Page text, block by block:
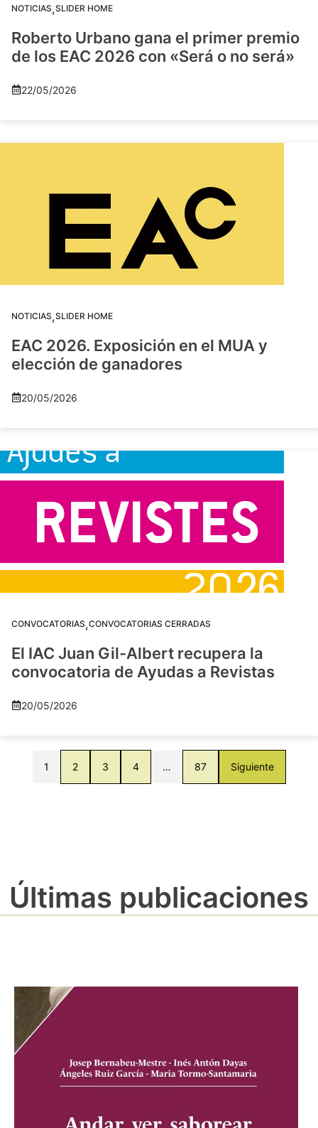
NOTICIAS,SLIDER HOME
Roberto Urbano gana el primer premio
de los EAC 2026 con «Será o no será»
22/05/2026
NOTICIAS,SLIDER HOME
EAC 2026. Exposición en el MUA y
elección de ganadores
20/05/2026
CONVOCATORIAS,CONVOCATORIAS CERRADAS
El IAC Juan Gil-Albert recupera la
convocatoria de Ayudas a Revistas
20/05/2026
1 2 3 4 … 87 Siguiente
Últimas publicaciones